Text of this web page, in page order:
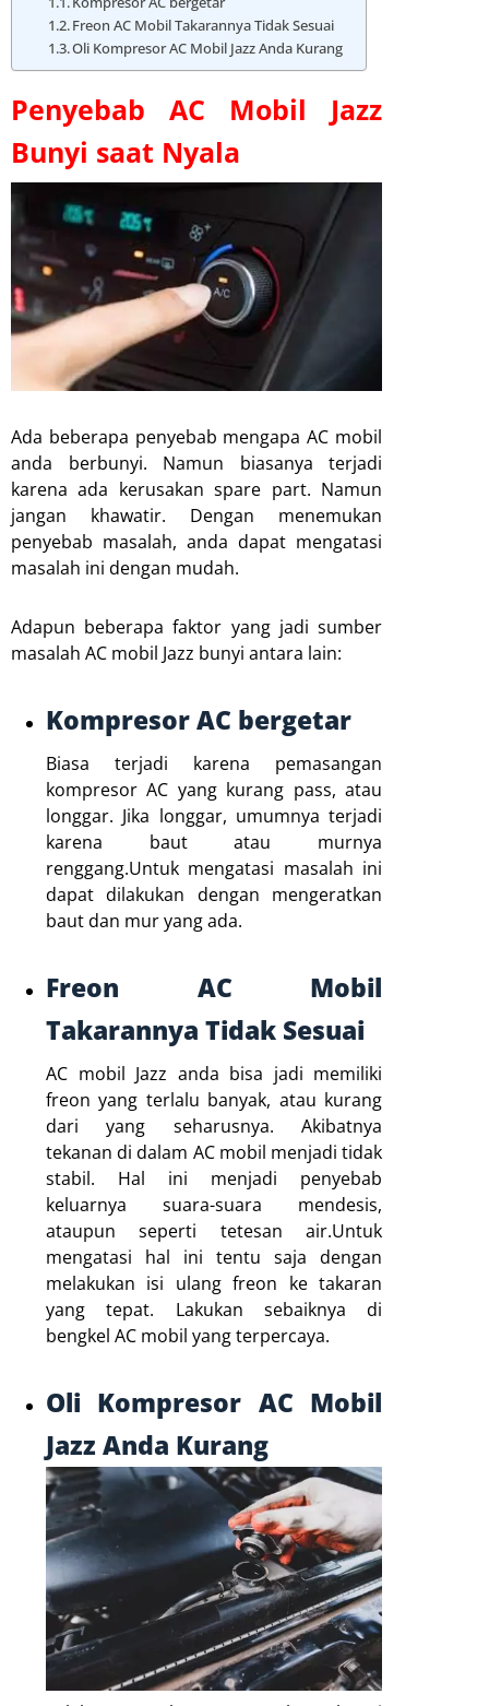
Freon AC Mobil Takarannya Tidak Sesuai
Oli Kompresor AC Mobil Jazz Anda Kurang
Penyebab AC Mobil Jazz
Bunyi saat Nyala
Ada beberapa penyebab mengapa AC mobil
anda berbunyi. Namun biasanya terjadi
karena ada kerusakan spare part. Namun
jangan khawatir. Dengan menemukan
penyebab masalah, anda dapat mengatasi
masalah ini dengan mudah.
Adapun beberapa faktor yang jadi sumber
masalah AC mobil Jazz bunyi antara lain:
Kompresor AC bergetar
Biasa terjadi karena pemasangan
kompresor AC yang kurang pass, atau
longgar. Jika longgar, umumnya terjadi
karena baut atau murnya
renggang.Untuk mengatasi masalah ini
dapat dilakukan dengan mengeratkan
baut dan mur yang ada.
Freon AC Mobil
Takarannya Tidak Sesuai
AC mobil Jazz anda bisa jadi memiliki
freon yang terlalu banyak, atau kurang
dari yang seharusnya. Akibatnya
tekanan di dalam AC mobil menjadi tidak
stabil. Hal ini menjadi penyebab
keluarnya suara-suara mendesis,
ataupun seperti tetesan air.Untuk
mengatasi hal ini tentu saja dengan
melakukan isi ulang freon ke takaran
yang tepat. Lakukan sebaiknya di
bengkel AC mobil yang terpercaya.
Oli Kompresor AC Mobil
Jazz Anda Kurang